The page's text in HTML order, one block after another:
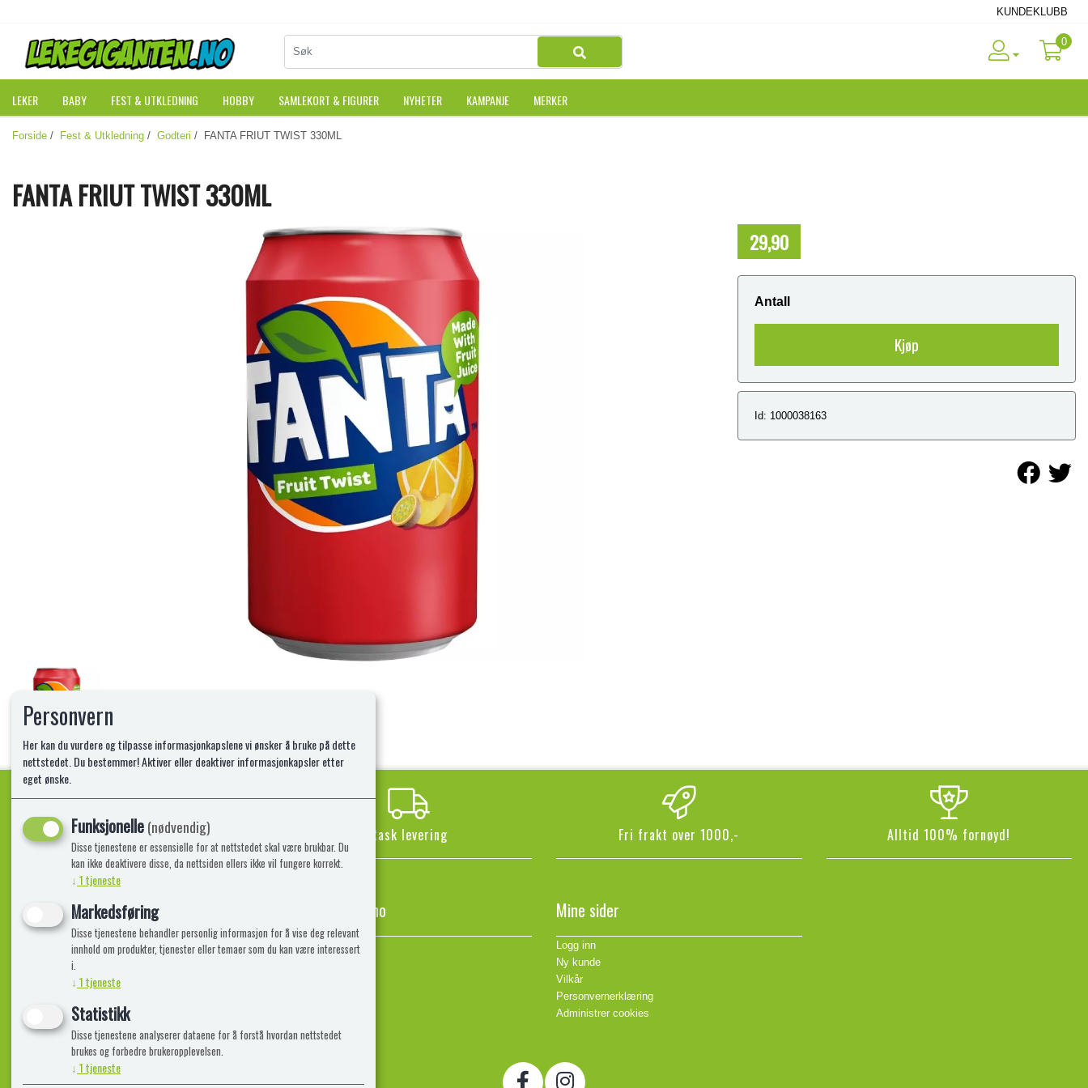
KUNDEKLUBB
0
LEKER BABY FEST & UTKLEDNING HOBBY SAMLEKORT & FIGURER NYHETER KAMPANJE MERKER
Forside / Fest & Utkledning / Godteri / FANTA FRIUT TWIST 330ML
FANTA FRIUT TWIST 330ML
29,90
Antall
Kjøp
Id: 1000038163
Kvalitetsprodukter! Rask levering Fri frakt over 1000,- Alltid 100% fornøyd!
Informasjon
Frakt, Retur og Reklamasjon
Lekegiganten.no
Kontakt oss
Mine sider
Logg inn
Ny kunde
Vilkår
Personvernerklæring
Administrer cookies
Personvern
Her kan du vurdere og tilpasse informasjonkapslene vi ønsker å bruke på dette
nettstedet. Du bestemmer! Aktiver eller deaktiver informasjonkapsler etter
eget ønske.
Funksjonelle(nødvendig)
Disse tjenestene er essensielle for at nettstedet skal være brukbar. Du
kan ikke deaktivere disse, da nettsiden ellers ikke vil fungere korrekt.
↓ 1tjeneste
Markedsføring
Disse tjenestene behandler personlig informasjon for å vise deg relevant
innhold om produkter, tjenester eller temaer som du kan være interessert
i.
↓ 1tjeneste
Statistikk
Disse tjenestene analyserer dataene for å forstå hvordan nettstedet
brukes og forbedre brukeropplevelsen.
↓ 1tjeneste